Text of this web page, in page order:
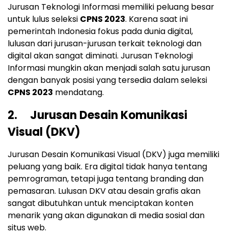
Jurusan Teknologi Informasi memiliki peluang besar
untuk lulus seleksi CPNS 2023. Karena saat ini
pemerintah Indonesia fokus pada dunia digital,
lulusan dari jurusan-jurusan terkait teknologi dan
digital akan sangat diminati. Jurusan Teknologi
Informasi mungkin akan menjadi salah satu jurusan
dengan banyak posisi yang tersedia dalam seleksi
CPNS 2023 mendatang.
2. Jurusan Desain Komunikasi
Visual (DKV)
Jurusan Desain Komunikasi Visual (DKV) juga memiliki
peluang yang baik. Era digital tidak hanya tentang
pemrograman, tetapi juga tentang branding dan
pemasaran. Lulusan DKV atau desain grafis akan
sangat dibutuhkan untuk menciptakan konten
menarik yang akan digunakan di media sosial dan
situs web.